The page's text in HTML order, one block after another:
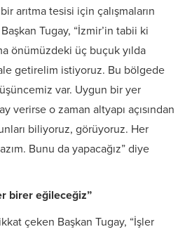
arıtma tesisi için çalışmaların
Tugay, “İzmir’in tabii ki
önümüzdeki üç buçuk yılda
getirelim istiyoruz. Bu bölgede
var. Uygun bir yer
verirse o zaman altyapı açısından
biliyoruz, görüyoruz. Her
Bunu da yapacağız” diye
birer eğileceğiz”
çeken Başkan Tugay, “İşler